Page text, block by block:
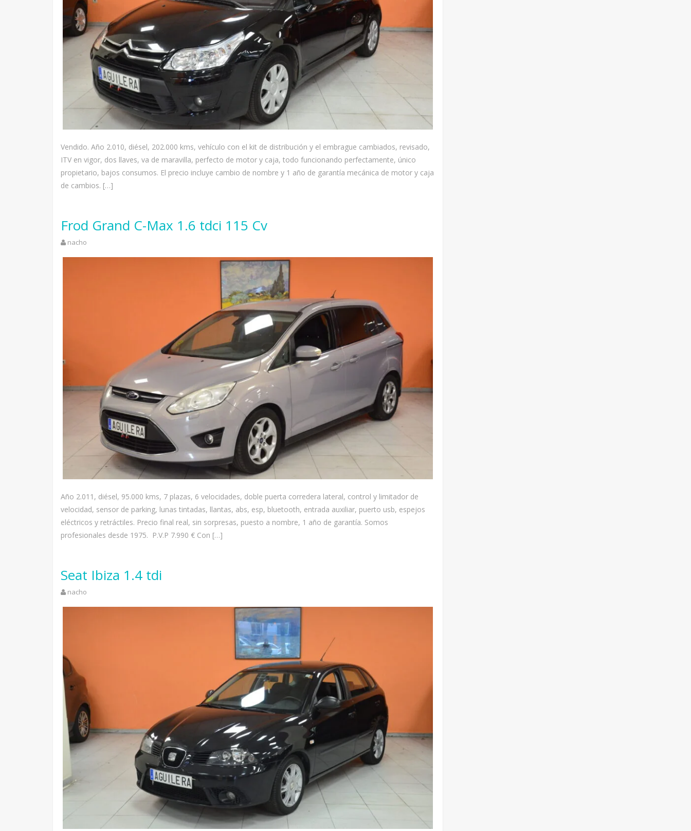
Vendido. Año 2.010, diésel, 202.000 kms, vehículo con el kit de distribución y el embrague cambiados, revisado,
ITV en vigor, dos llaves, va de maravilla, perfecto de motor y caja, todo funcionando perfectamente, único
propietario, bajos consumos. El precio incluye cambio de nombre y 1 año de garantía mecánica de motor y caja
de cambios. […]
Frod Grand C-Max 1.6 tdci 115 Cv
nacho
Año 2.011, diésel, 95.000 kms, 7 plazas, 6 velocidades, doble puerta corredera lateral, control y limitador de
velocidad, sensor de parking, lunas tintadas, llantas, abs, esp, bluetooth, entrada auxiliar, puerto usb, espejos
eléctricos y retráctiles. Precio final real, sin sorpresas, puesto a nombre, 1 año de garantía. Somos
profesionales desde 1975. P.V.P 7.990 € Con […]
Seat Ibiza 1.4 tdi
nacho